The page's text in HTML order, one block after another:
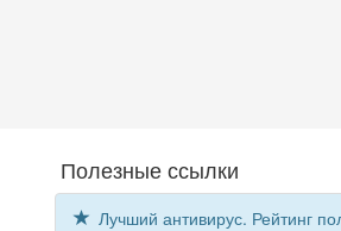
Полезные ссылки
Лучший антивирус. Рейтинг